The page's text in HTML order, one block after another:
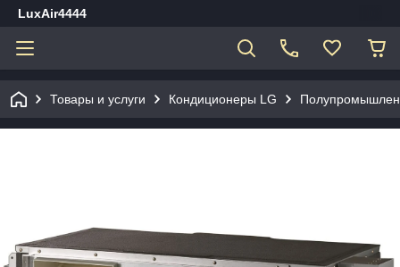
LuxAir4444
Товары и услуги Кондиционеры LG